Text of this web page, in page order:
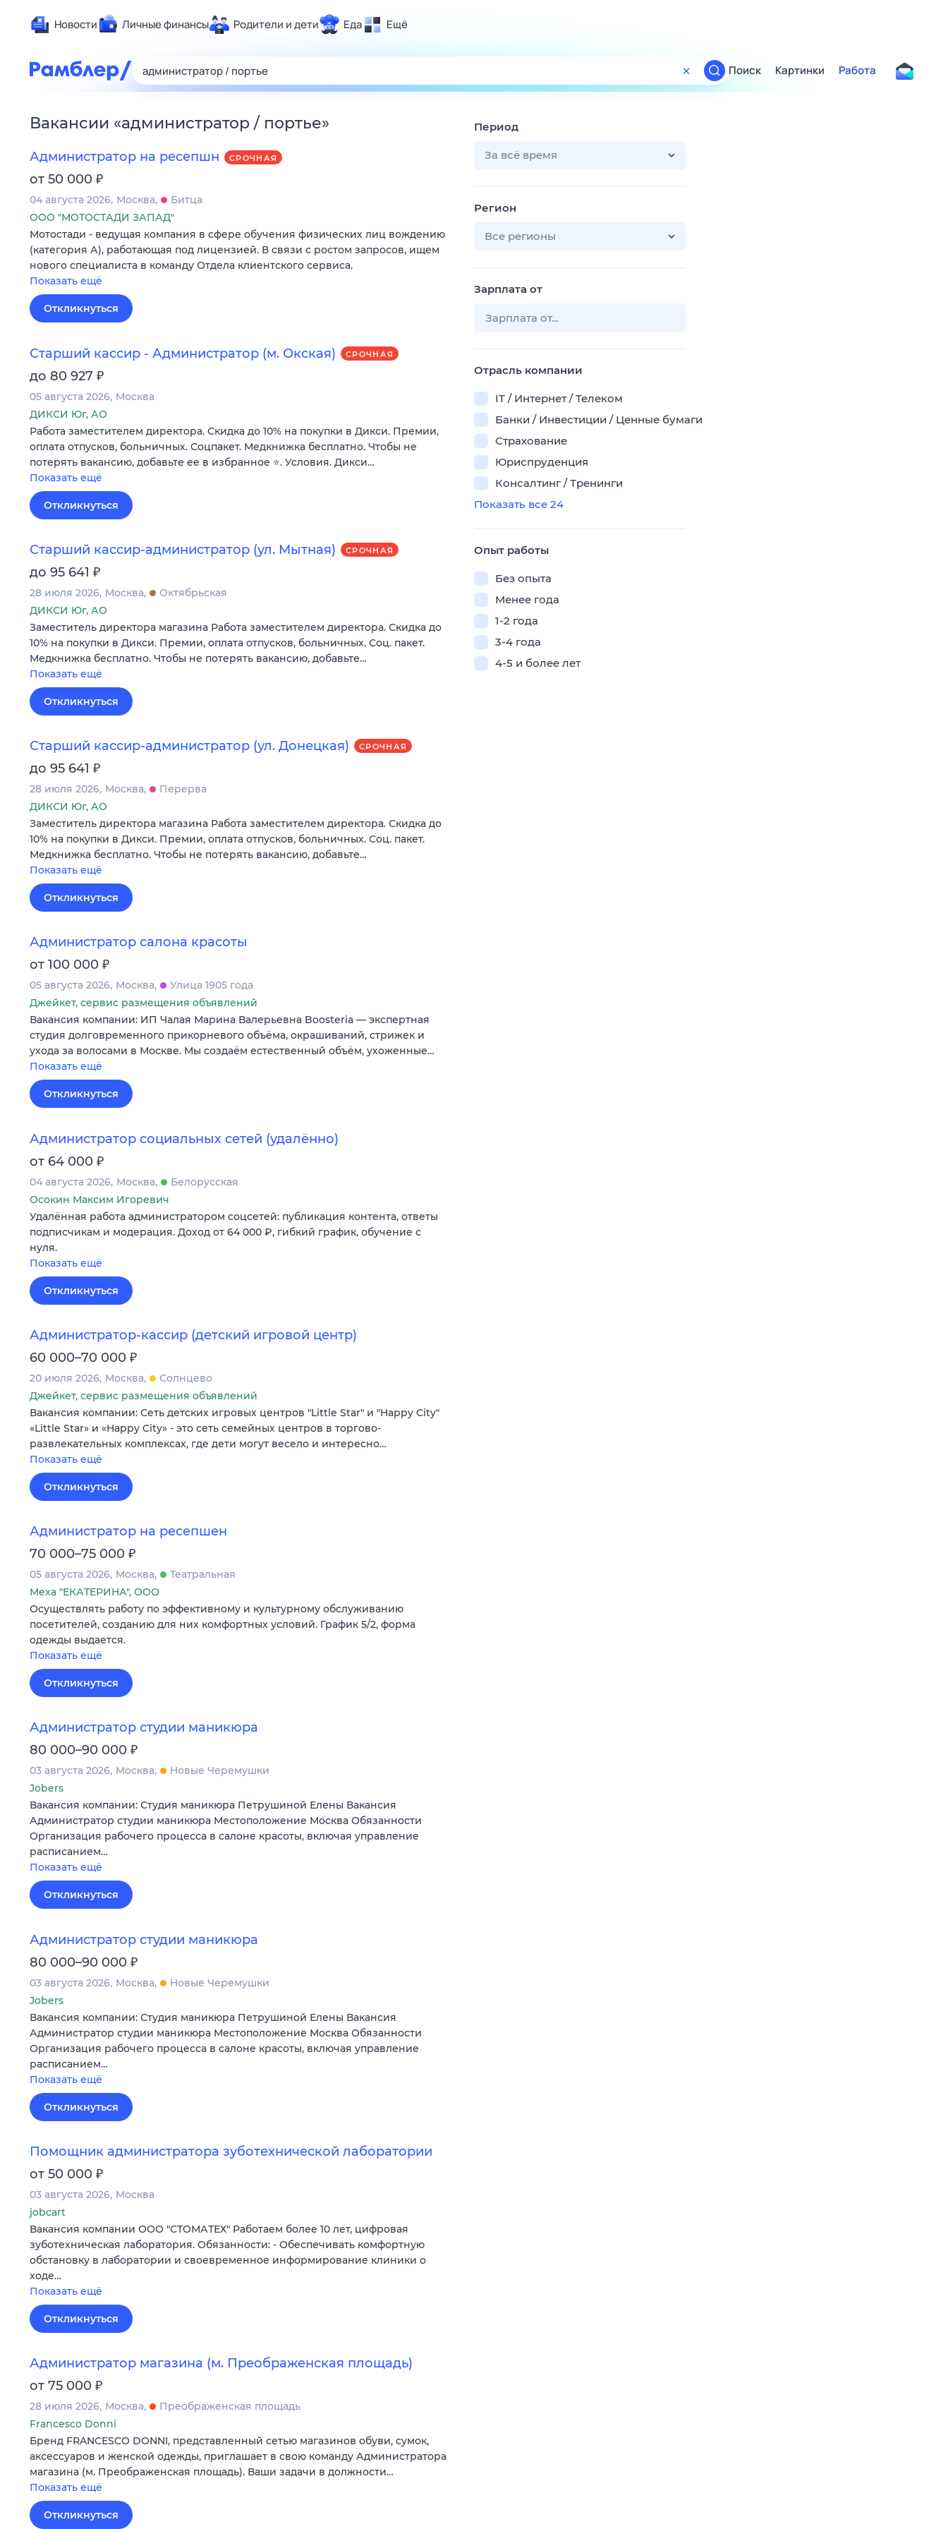
Новости Личные финансы Родители и дети Еда Ещё
Здоровье
Развлечения и отдых
Спорт
Карьера
Сберегаем вместе
Гороскопы
Поиск
ТВ-программа
Поиск Картинки Работа
Вакансии «администратор / портье»
Администратор на ресепшн СРОЧНАЯ
от 50 000 ₽
04 августа 2026 Москва
Битца
ООО "МОТОСТАДИ ЗАПАД"
Мотостади - ведущая компания в сфере обучения физических лиц вождению
(категория А), работающая под лицензией. В связи с ростом запросов, ищем
нового специалиста в команду Отдела клиентского сервиса.
Показать ещё
Откликнуться
Старший кассир - Администратор (м. Окская) СРОЧНАЯ
до 80 927 ₽
05 августа 2026 Москва
ДИКСИ Юг, АО
Работа заместителем директора. Скидка до 10% на покупки в Дикси. Премии,
оплата отпусков, больничных. Соцпакет. Медкнижка бесплатно. Чтобы не
потерять вакансию, добавьте ее в избранное ⭐. Условия. Дикси…
Показать ещё
Откликнуться
Старший кассир-администратор (ул. Мытная) СРОЧНАЯ
до 95 641 ₽
28 июля 2026 Москва
Октябрьская
ДИКСИ Юг, АО
Заместитель директора магазина Работа заместителем директора. Скидка до
10% на покупки в Дикси. Премии, оплата отпусков, больничных. Соц. пакет.
Медкнижка бесплатно. Чтобы не потерять вакансию, добавьте…
Показать ещё
Откликнуться
Старший кассир-администратор (ул. Донецкая) СРОЧНАЯ
до 95 641 ₽
28 июля 2026 Москва
Перерва
ДИКСИ Юг, АО
Заместитель директора магазина Работа заместителем директора. Скидка до
10% на покупки в Дикси. Премии, оплата отпусков, больничных. Соц. пакет.
Медкнижка бесплатно. Чтобы не потерять вакансию, добавьте…
Показать ещё
Откликнуться
Администратор салона красоты
от 100 000 ₽
05 августа 2026 Москва
Улица 1905 года
Джейкет, сервис размещения объявлений
Вакансия компании: ИП Чалая Марина Валерьевна Boosteria — экспертная
студия долговременного прикорневого объёма, окрашиваний, стрижек и
ухода за волосами в Москве. Мы создаём естественный объём, ухоженные…
Показать ещё
Откликнуться
Администратор социальных сетей (удалённо)
от 64 000 ₽
04 августа 2026 Москва
Белорусская
Осокин Максим Игоревич
Удалённая работа администратором соцсетей: публикация контента, ответы
подписчикам и модерация. Доход от 64 000 ₽, гибкий график, обучение с
нуля.
Показать ещё
Откликнуться
Администратор-кассир (детский игровой центр)
60 000–70 000 ₽
20 июля 2026 Москва
Солнцево
Джейкет, сервис размещения объявлений
Вакансия компании: Сеть детских игровых центров "Little Star" и "Happy City"
«Little Star» и «Happy City» - это сеть семейных центров в торгово-
развлекательных комплексах, где дети могут весело и интересно…
Показать ещё
Откликнуться
Администратор на ресепшен
70 000–75 000 ₽
05 августа 2026 Москва
Театральная
Меха "ЕКАТЕРИНА", ООО
Осуществлять работу по эффективному и культурному обслуживанию
посетителей, созданию для них комфортных условий. График 5/2, форма
одежды выдается.
Показать ещё
Откликнуться
Администратор студии маникюра
80 000–90 000 ₽
03 августа 2026 Москва
Новые Черемушки
Jobers
Вакансия компании: Студия маникюра Петрушиной Елены Вакансия
Администратор студии маникюра Местоположение Москва Обязанности
Организация рабочего процесса в салоне красоты, включая управление
расписанием…
Показать ещё
Откликнуться
Администратор студии маникюра
80 000–90 000 ₽
03 августа 2026 Москва
Новые Черемушки
Jobers
Вакансия компании: Студия маникюра Петрушиной Елены Вакансия
Администратор студии маникюра Местоположение Москва Обязанности
Организация рабочего процесса в салоне красоты, включая управление
расписанием…
Показать ещё
Откликнуться
Помощник администратора зуботехнической лаборатории
от 50 000 ₽
03 августа 2026 Москва
jobcart
Вакансия компании ООО "СТОМАТЕХ" Работаем более 10 лет, цифровая
зуботехническая лаборатория. Обязанности: - Обеспечивать комфортную
обстановку в лаборатории и своевременное информирование клиники о
ходе…
Показать ещё
Откликнуться
Администратор магазина (м. Преображенская площадь)
от 75 000 ₽
28 июля 2026 Москва
Преображенская площадь
Francesco Donni
Бренд FRANCESCO DONNI, представленный сетью магазинов обуви, сумок,
аксессуаров и женской одежды, приглашает в свою команду Администратора
магазина (м. Преображенская площадь). Ваши задачи в должности…
Показать ещё
Откликнуться
Период
За всё время
Регион
Все регионы
Зарплата от
Отрасль компании
IT / Интернет / Телеком
Банки / Инвестиции / Ценные бумаги
Страхование
Юриспруденция
Консалтинг / Тренинги
Показать все 24
Опыт работы
Без опыта
Менее года
1-2 года
3-4 года
4-5 и более лет